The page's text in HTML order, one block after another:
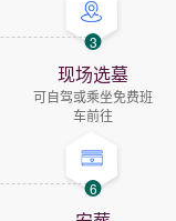
3
现场选墓
可自驾或乘坐免费班
车前往
6